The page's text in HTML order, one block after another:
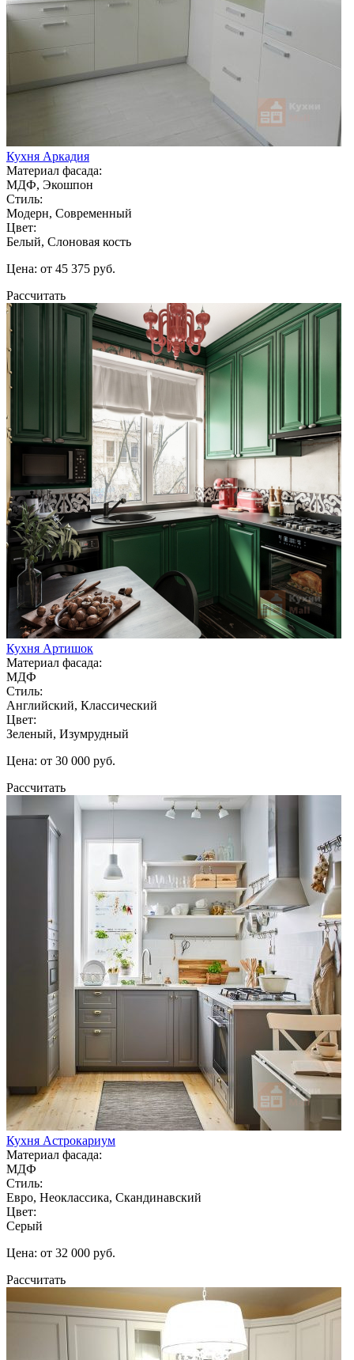
Кухня Аркадия
Материал фасада:
МДФ, Экошпон
Стиль:
Модерн, Современный
Цвет:
Белый, Слоновая кость
Цена: от 45 375 руб.
Рассчитать
Кухня Артишок
Материал фасада:
МДФ
Стиль:
Английский, Классический
Цвет:
Зеленый, Изумрудный
Цена: от 30 000 руб.
Рассчитать
Кухня Астрокариум
Материал фасада:
МДФ
Стиль:
Евро, Неоклассика, Скандинавский
Цвет:
Серый
Цена: от 32 000 руб.
Рассчитать